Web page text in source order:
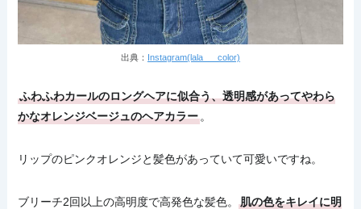
出典： Instagram(lala___color)
ふわふわカールのロングヘアに似合う、透明感があってやわら
かなオレンジベージュのヘアカラー 。
リップのピンクオレンジと髪色があっていて可愛いですね。
ブリーチ2回以上の高明度で高発色な髪色。肌の色をキレイに明